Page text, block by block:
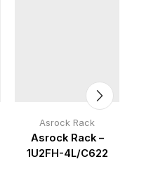
Asrock Rack
Asrock Rack –
1U2FH-4L/C622